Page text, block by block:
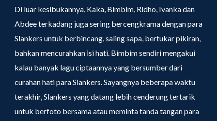
Di luar kesibukannya, Kaka, Bimbim, Ridho, Ivanka dan
Abdee terkadang juga sering bercengkrama dengan para
Slankers untuk berbincang, saling sapa, bertukar pikiran,
bahkan mencurahkan isi hati. Bimbim sendiri mengakui
kalau banyak lagu ciptaannya yang bersumber dari
curahan hati para Slankers. Sayangnya beberapa waktu
terakhir, Slankers yang datang lebih cenderung tertarik
untuk berfoto bersama atau meminta tanda tangan para